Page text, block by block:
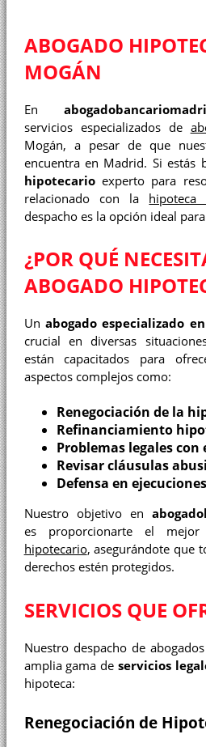
ABOGADO
MOGÁN
En
servicios especializados de
Mogán, a pesar de que
encuentra en Madrid. Si estás
hipotecarioexperto para
relacionado con la
despacho es la opción ideal
¿POR QUÉ
ABOGADO
Un abogado especializado
crucial en diversas
están capacitados para
aspectos complejos como:
Renegociación de la
Refinanciamiento
Problemas legales con
Revisar cláusulas
Defensa en
Nuestro objetivo en
es proporcionarte el mejor
hipotecario, asegurándote que
derechos estén protegidos.
SERVICIOS QUE
Nuestro despacho de
amplia gama deservicios
hipoteca:
Renegociación de